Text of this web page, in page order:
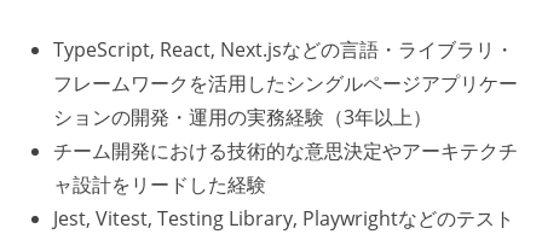
TypeScript, React, Next.jsなどの言語・ライブラリ・
フレームワークを活用したシングルページアプリケー
ションの開発・運用の実務経験（3年以上）
チーム開発における技術的な意思決定やアーキテクチ
ャ設計をリードした経験
Jest, Vitest, Testing Library, Playwrightなどのテスト